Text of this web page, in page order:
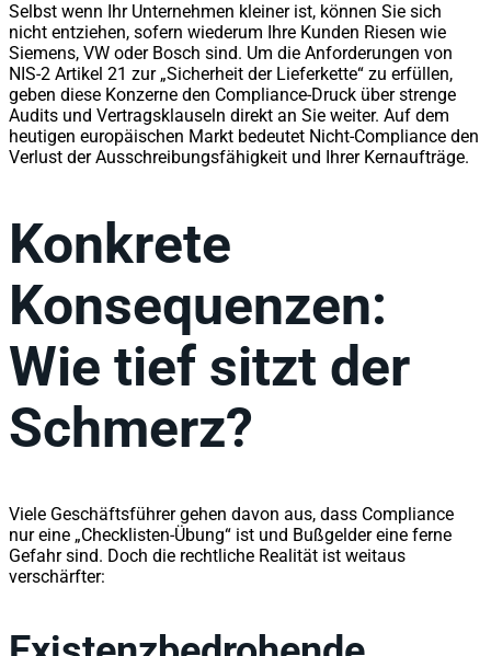
Selbst wenn Ihr Unternehmen kleiner ist, können Sie sich
nicht entziehen, sofern wiederum Ihre Kunden Riesen wie
Siemens, VW oder Bosch sind. Um die Anforderungen von
NIS-2 Artikel 21 zur „Sicherheit der Lieferkette“ zu erfüllen,
geben diese Konzerne den Compliance-Druck über strenge
Audits und Vertragsklauseln direkt an Sie weiter. Auf dem
heutigen europäischen Markt bedeutet Nicht-Compliance den
Verlust der Ausschreibungsfähigkeit und Ihrer Kernaufträge.
Konkrete
Konsequenzen:
Wie tief sitzt der
Schmerz?
Viele Geschäftsführer gehen davon aus, dass Compliance
nur eine „Checklisten-Übung“ ist und Bußgelder eine ferne
Gefahr sind. Doch die rechtliche Realität ist weitaus
verschärfter: